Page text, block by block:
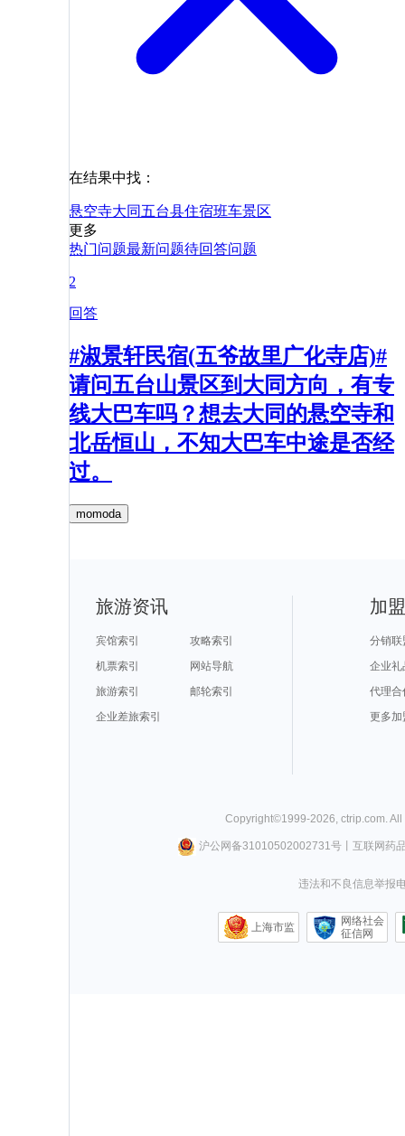
在结果中找：
悬空寺大同 五台县住宿班车景区
更多
热门问题最新问题待回答问题
2
回答
#淑景轩民宿(五爷故里广化寺店)#
请问五台山景区到大同方向，有专
线大巴车吗？想去大同的悬空寺和
北岳恒山，不知大巴车中途是否经
过。
momoda
旅游资讯
宾馆索引
攻略索引
机票索引
网站导航
旅游索引
邮轮索引
企业差旅索引
加
分销联
企业礼
代理合
更多加
Copyright©1999-2026 ctrip.com .
沪公网备31010502002731号丨 互联网药
违法和不良信息举报
上海市监
网络社会
征信网